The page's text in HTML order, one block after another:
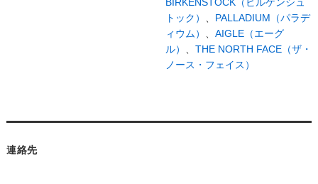
BIRKENSTOCK（ビルケンシュ
トック） 、 PALLADIUM（パラデ
ィウム） 、 AIGLE（エーグ
ル） 、 THE NORTH FACE（ザ・
ノース・フェイス）
連絡先